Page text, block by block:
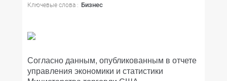
Ключевые слова : Бизнес
Согласно данным, опубликованным в отчете
управления экономики и статистики